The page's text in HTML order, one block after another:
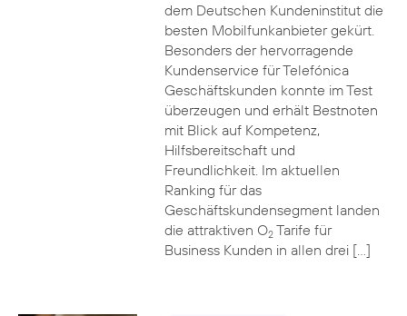
dem Deutschen Kundeninstitut die
besten Mobilfunkanbieter gekürt.
Besonders der hervorragende
Kundenservice für Telefónica
Geschäftskunden konnte im Test
überzeugen und erhält Bestnoten
mit Blick auf Kompetenz,
Hilfsbereitschaft und
Freundlichkeit. Im aktuellen
Ranking für das
Geschäftskundensegment landen
die attraktiven O2Tarife für
Business Kunden in allen drei […]